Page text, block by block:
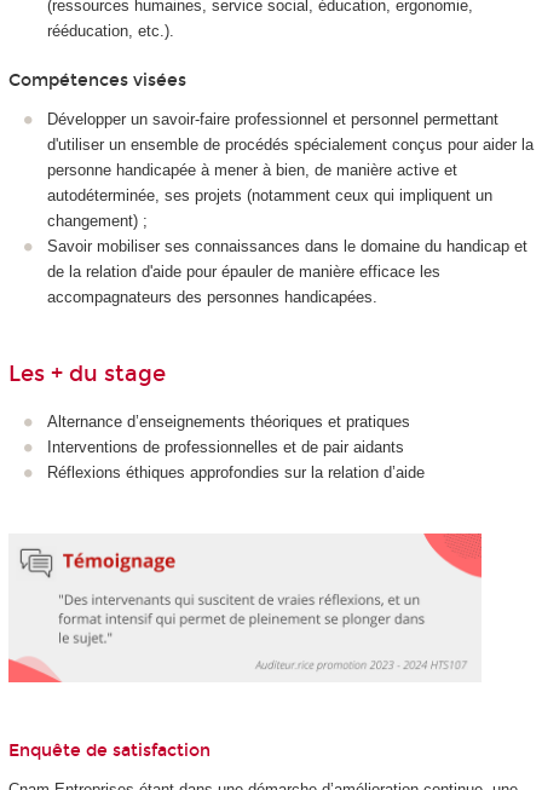
(ressources humaines, service social, éducation, ergonomie,
rééducation, etc.).
Compétences visées
Développer un savoir-faire professionnel et personnel permettant
d'utiliser un ensemble de procédés spécialement conçus pour aider la
personne handicapée à mener à bien, de manière active et
autodéterminée, ses projets (notamment ceux qui impliquent un
changement) ;
Savoir mobiliser ses connaissances dans le domaine du handicap et
de la relation d'aide pour épauler de manière efficace les
accompagnateurs des personnes handicapées.
Les + du stage
Alternance d’enseignements théoriques et pratiques
Interventions de professionnelles et de pair aidants
Réflexions éthiques approfondies sur la relation d’aide
Enquête de satisfaction